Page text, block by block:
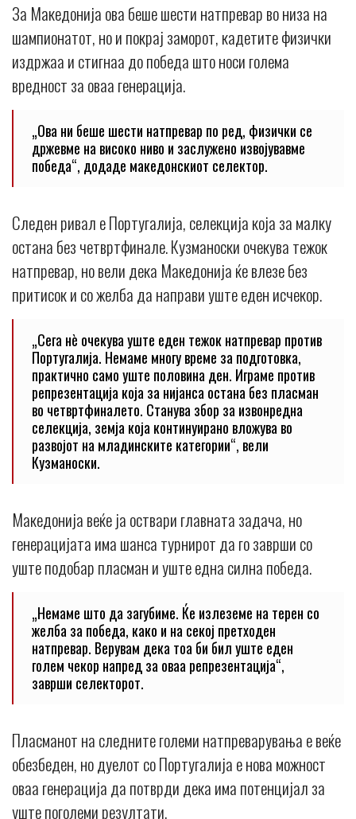
За Македонија ова беше шести натпревар во низа на
шампионатот, но и покрај заморот, кадетите физички
издржаа и стигнаа до победа што носи голема
вредност за оваа генерација.
„Ова ни беше шести натпревар по ред, физички се
држевме на високо ниво и заслужено извојувавме
победа“, додаде македонскиот селектор.
Следен ривал е Португалија, селекција која за малку
остана без четвртфинале. Кузманоски очекува тежок
натпревар, но вели дека Македонија ќе влезе без
притисок и со желба да направи уште еден исчекор.
„Сега нè очекува уште еден тежок натпревар против
Португалија. Немаме многу време за подготовка,
практично само уште половина ден. Играме против
репрезентација која за нијанса остана без пласман
во четвртфиналето. Станува збор за извонредна
селекција, земја која континуирано вложува во
развојот на младинските категории“, вели
Кузманоски.
Македонија веќе ја оствари главната задача, но
генерацијата има шанса турнирот да го заврши со
уште подобар пласман и уште една силна победа.
„Немаме што да загубиме. Ќе излеземе на терен со
желба за победа, како и на секој претходен
натпревар. Верувам дека тоа би бил уште еден
голем чекор напред за оваа репрезентација“,
заврши селекторот.
Пласманот на следните големи натпреварувања е веќе
обезбеден, но дуелот со Португалија е нова можност
оваа генерација да потврди дека има потенцијал за
уште поголеми резултати.